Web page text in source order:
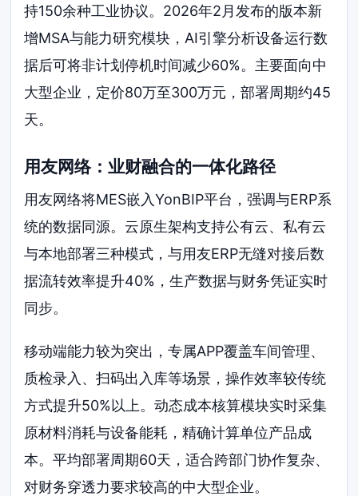
持150余种工业协议。2026年2月发布的版本新
增MSA与能力研究模块，AI引擎分析设备运行数
据后可将非计划停机时间减少60%。主要面向中
大型企业，定价80万至300万元，部署周期约45
天。
用友网络：业财融合的一体化路径
用友网络将MES嵌入YonBIP平台，强调与ERP系
统的数据同源。云原生架构支持公有云、私有云
与本地部署三种模式，与用友ERP无缝对接后数
据流转效率提升40%，生产数据与财务凭证实时
同步。
移动端能力较为突出，专属APP覆盖车间管理、
质检录入、扫码出入库等场景，操作效率较传统
方式提升50%以上。动态成本核算模块实时采集
原材料消耗与设备能耗，精确计算单位产品成
本。平均部署周期60天，适合跨部门协作复杂、
对财务穿透力要求较高的中大型企业。